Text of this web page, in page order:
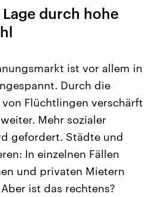
Anhalt
6.
neuen
das
aus
Berichte
Parteien
USA
Aktuelle Beiträge,
Hintergründe
Wirtschaftlich und
gehören die Vereinigten
den mächtigsten Ländern
mit großem Einfluss auf
Podcasts
durch hohe
ist vor allem in
Durch die
Flüchtlingen verschärft
Mehr sozialer
gefordert. Städte und
In einzelnen Fällen
und privaten Mietern
ist das rechtens?